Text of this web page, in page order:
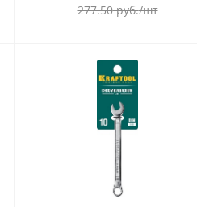
277.50руб./шт